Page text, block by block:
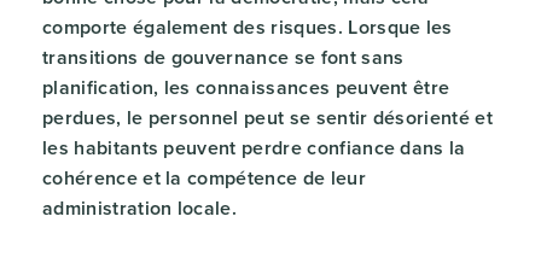
comporte également des risques. Lorsque les
transitions de gouvernance se font sans
planification, les connaissances peuvent être
perdues, le personnel peut se sentir désorienté et
les habitants peuvent perdre confiance dans la
cohérence et la compétence de leur
administration locale.